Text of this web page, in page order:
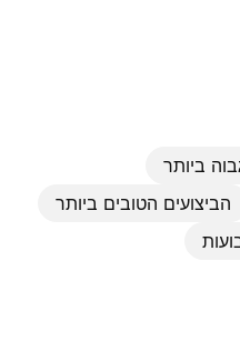
ביותר
הביצועים הטובים ביותר